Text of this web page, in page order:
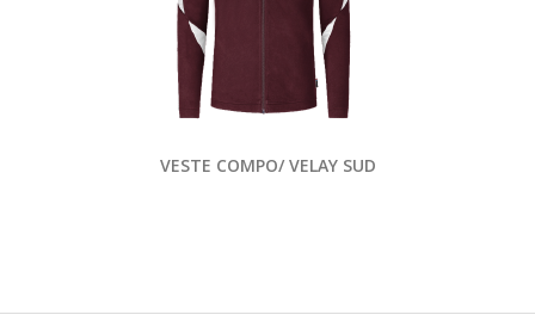
VESTE COMPO/ VELAY SUD